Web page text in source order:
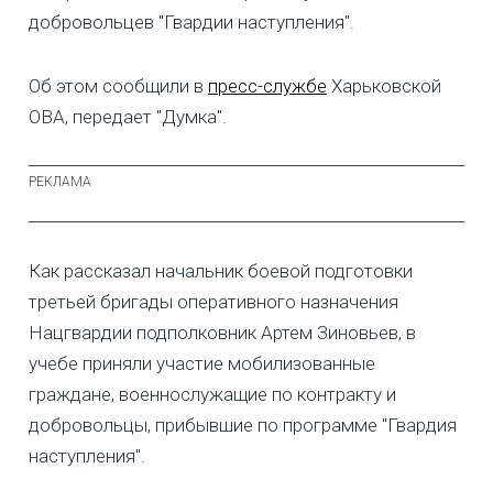
добровольцев "Гвардии наступления".
Об этом сообщили в пресс-службе Харьковской
ОВА, передает "Думка".
Как рассказал начальник боевой подготовки
третьей бригады оперативного назначения
Нацгвардии подполковник Артем Зиновьев, в
учебе приняли участие мобилизованные
граждане, военнослужащие по контракту и
добровольцы, прибывшие по программе "Гвардия
наступления".